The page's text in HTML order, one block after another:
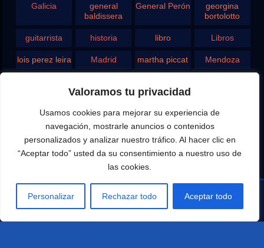
Valoramos tu privacidad
Usamos cookies para mejorar su experiencia de
navegación, mostrarle anuncios o contenidos
personalizados y analizar nuestro tráfico. Al hacer clic en
“Aceptar todo” usted da su consentimiento a nuestro uso de
las cookies.
Personalizar Rechazar todo Aceptar todo
Galicia
general
baldissera
General Perón
georgina
bortolotto
guitarrista historia libro Libros
lois perez leira Madrid martha piccat Mendoza
Rodolfo
Ghezzi
rosario san juan santa fe
Tango teatro television vigo
yupanqui
Editado por Eduardo Aldiser para la difusión del Canal